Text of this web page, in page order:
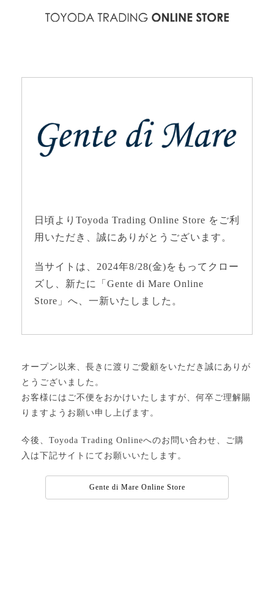
日頃よりToyoda Trading Online Store をご利
用いただき、誠にありがとうございます。
当サイトは、2024年8/28(金)をもってクロー
ズし、新たに「Gente di Mare Online
Store」へ、一新いたしました。
オープン以来、長きに渡りご愛顧をいただき誠にありが
とうございました。
お客様にはご不便をおかけいたしますが、何卒ご理解賜
りますようお願い申し上げます。
今後、Toyoda Trading Onlineへのお問い合わせ、ご購
入は下記サイトにてお願いいたします。
Gente di Mare Online Store